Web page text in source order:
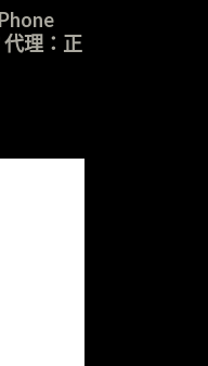
理：正